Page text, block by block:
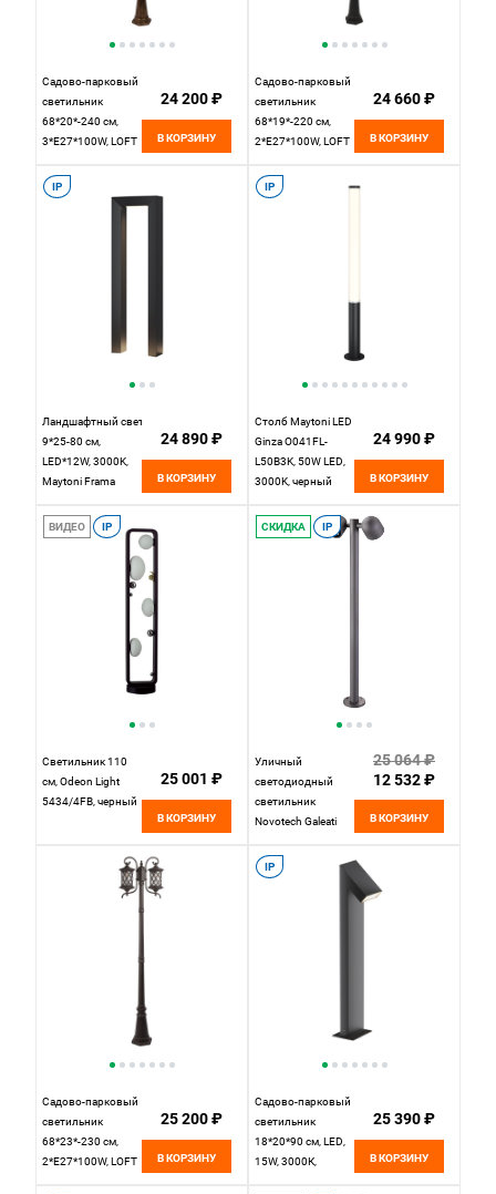
Садово-парковый
светильник
68*20*-240 см,
3*E27*100W, LOFT
100017/2400,
бронзовый
24 200 ₽
В КОРЗИНУ
Садово-парковый
светильник
68*19*-220 см,
2*E27*100W, LOFT
100020/2200,
черный
24 660 ₽
В КОРЗИНУ
IP
Ландшафтный светильник
9*25-80 см,
LED*12W, 3000K,
Maytoni Frama
Графит
24 890 ₽
В КОРЗИНУ
IP
Столб Maytoni LED
Ginza O041FL-
L50B3K, 50W LED,
3000K, черный
24 990 ₽
В КОРЗИНУ
ВИДЕО IP
Светильник 110
см, Odeon Light
5434/4FB, черный
25 001 ₽
В КОРЗИНУ
СКИДКА IP
Уличный
светодиодный
светильник
Novotech Galeati
3000K, темно-
серый
25 064 ₽
12 532 ₽
В КОРЗИНУ
Садово-парковый
светильник
68*23*-230 см,
2*E27*100W, LOFT
25 200 ₽
В КОРЗИНУ
IP
Садово-парковый
светильник
18*20*90 см, LED,
15W, 3000К,
25 390 ₽
В КОРЗИНУ